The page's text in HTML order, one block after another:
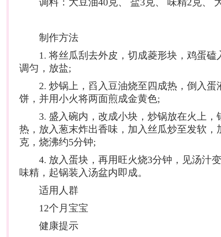
制作方法
1. 将丝瓜刮去外皮，切成菱形块，鸡蛋磕
调匀，放盐;
2. 炒锅上，舀入豆油烧至四成热，倒入蛋
饼，并用小火将两面煎成金黄色;
3. 盛入碗内，改成小块，炒锅放在火上，
热，放入葱末炸出香味，加入丝瓜炒至发软，
克，烧沸约5分钟;
4. 放入蛋块，再用旺火烧3分钟，见汤汁
味精，起锅装入汤盆内即成。
适用人群
12个月宝宝
健康提示